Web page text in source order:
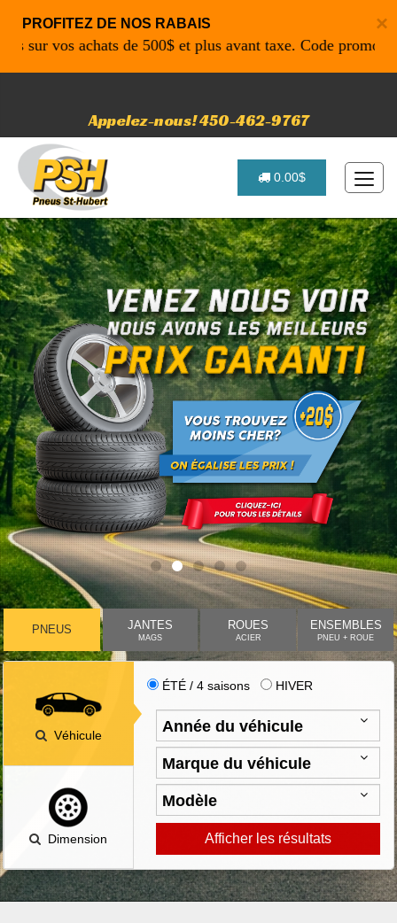
×
PROFITEZ DE NOS RABAIS
vos achats de 500$ et plus avant taxe. Code promo:
Appelez-nous! 450-462-9767
0.00$
PNEUS JANTES
MAGS
ROUES
ACIER
ENSEMBLES
PNEU + ROUE
Véhicule
Dimension
ÉTÉ / 4 saisons HIVER
Afficher les résultats